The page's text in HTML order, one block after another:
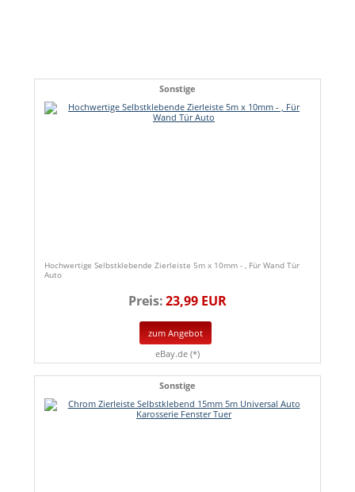
Sonstige
Hochwertige Selbstklebende Zierleiste 5m x 10mm - , Für Wand Tür
Auto
Preis:23,99 EUR
zum Angebot
eBay.de (*)
Sonstige